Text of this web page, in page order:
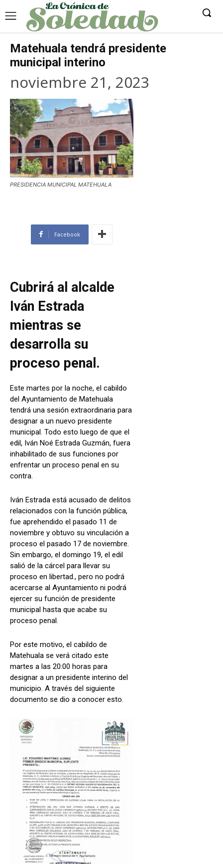
Matehuala tendrá presidente
municipal interino
noviembre 21, 2023
PRESIDENCIA MUNICIPAL MATEHUALA
Facebook
Cubrirá al alcalde
Iván Estrada
mientras se
desarrolla su
proceso penal.
Este martes por la noche, el cabildo
del Ayuntamiento de Matehuala
tendrá una sesión extraordinaria para
designar a un nuevo presidente
municipal. Todo esto luego de que el
edil, Iván Noé Estrada Guzmán, fuera
inhabilitado de sus funciones por
enfrentar un proceso penal en su
contra.
Iván Estrada está acusado de delitos
relacionados con la función pública,
fue aprehendido el pasado 11 de
noviembre y obtuvo su vinculación a
proceso el pasado 17 de noviembre.
Sin embargo, el domingo 19, el edil
salió de la cárcel para llevar su
proceso en libertad., pero no podrá
acercarse al Ayuntamiento ni podrá
ejercer su función de presidente
municipal hasta que acabe su
proceso penal.
Por este motivo, el cabildo de
Matehuala se verá citado este
martes a las 20:00 horas para
designar a un presidente interino del
municipio. A través del siguiente
documento se dio a conocer esto.